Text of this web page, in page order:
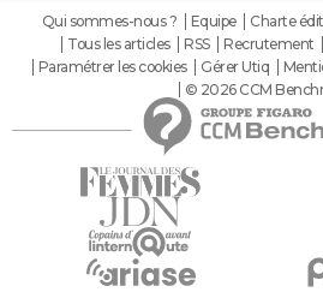
Qui sommes-nous ? Equipe Charte
Tous les articles
RSS Recrutement
Paramétrer les cookies
Gérer Utiq
© 2026 CCM